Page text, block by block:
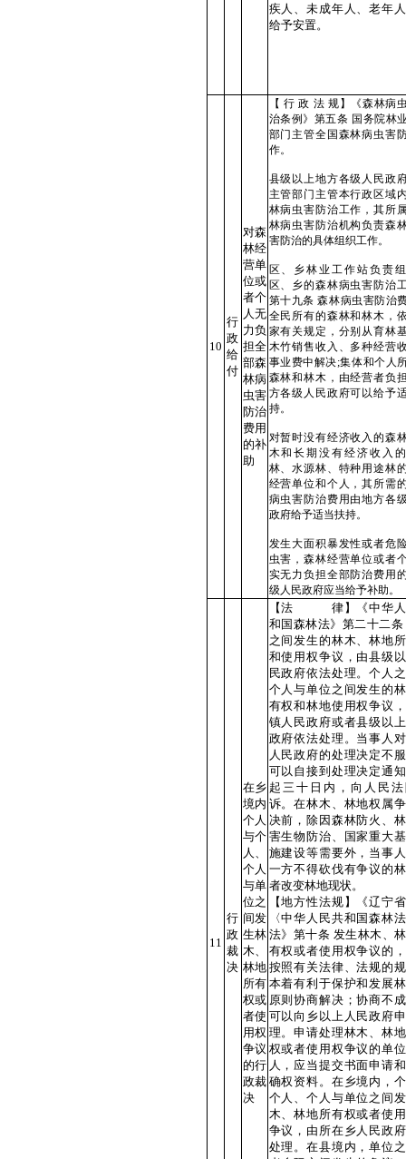
疾人、未成年人、老年
给予安置。
10
行
政
给
付
对森
林经
营单
位或
者个
人无
力负
担全
部森
林病
虫害
防治
费用
的补
助
【 行 政 法 规】《森林病
治条例》第五条 国务院林
部门主管全国森林病虫害
作。
县级以上地方各级人民政
主管部门主管本行政区域
林病虫害防治工作，其所
林病虫害防治机构负责森
害防治的具体组织工作。
区、乡林业工作站负责
区、乡的森林病虫害防治
第十九条 森林病虫害防治
全民所有的森林和林木，
家有关规定，分别从育林
木竹销售收入、多种经营
事业费中解决;集体和个人
森林和林木，由经营者负
方各级人民政府可以给予
持。
对暂时没有经济收入的森
木和长期没有经济收入
林、水源林、特种用途林
经营单位和个人，其所需
病虫害防治费用由地方各
政府给予适当扶持。
发生大面积暴发性或者危
虫害，森林经营单位或者
实无力负担全部防治费用
级人民政府应当给予补助。
11
行
政
裁
决
在乡
境内
个人
与个
人、
个人
与单
位之
间发
生林
木、
林地
所有
权或
者使
用权
争议
的行
政裁
决
【法 律】《中华人
和国森林法》第二十二条
之间发生的林木、林地
和使用权争议，由县级
民政府依法处理。个人
个人与单位之间发生的
有权和林地使用权争议
镇人民政府或者县级以
政府依法处理。当事人
人民政府的处理决定不
可以自接到处理决定通
起三十日内，向人民
诉。在林木、林地权属
决前，除因森林防火、
害生物防治、国家重大
施建设等需要外，当事
一方不得砍伐有争议的
者改变林地现状。
【地方性法规】《辽宁
〈中华人民共和国森林
法》第十条 发生林木、
有权或者使用权争议的
按照有关法律、法规的
本着有利于保护和发展
原则协商解决；协商不
可以向乡以上人民政府
理。申请处理林木、林
权或者使用权争议的单
人，应当提交书面申请
确权资料。在乡境内，
个人、个人与单位之间
木、林地所有权或者使
争议，由所在乡人民政
处理。在县境内，单位